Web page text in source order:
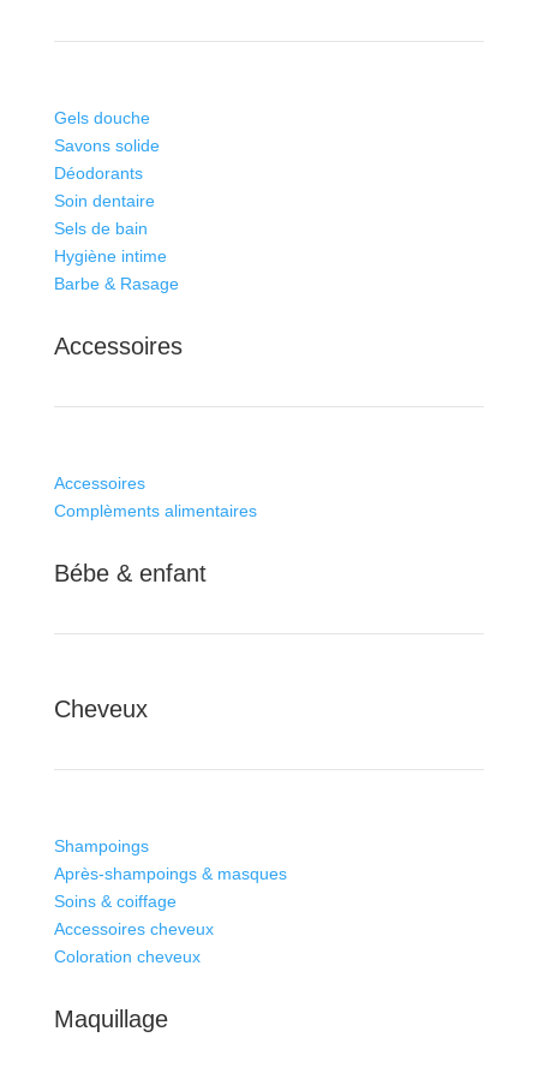
Gels douche
Savons solide
Déodorants
Soin dentaire
Sels de bain
Hygiène intime
Barbe & Rasage
Accessoires
Accessoires
Complèments alimentaires
Bébe & enfant
Cheveux
Shampoings
Après-shampoings & masques
Soins & coiffage
Accessoires cheveux
Coloration cheveux
Maquillage